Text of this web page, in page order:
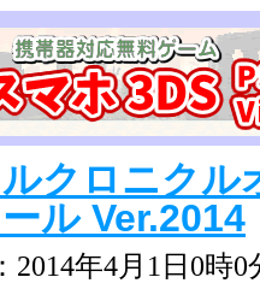
クロニクル
ル Ver.2014
2014年4月1日0時0